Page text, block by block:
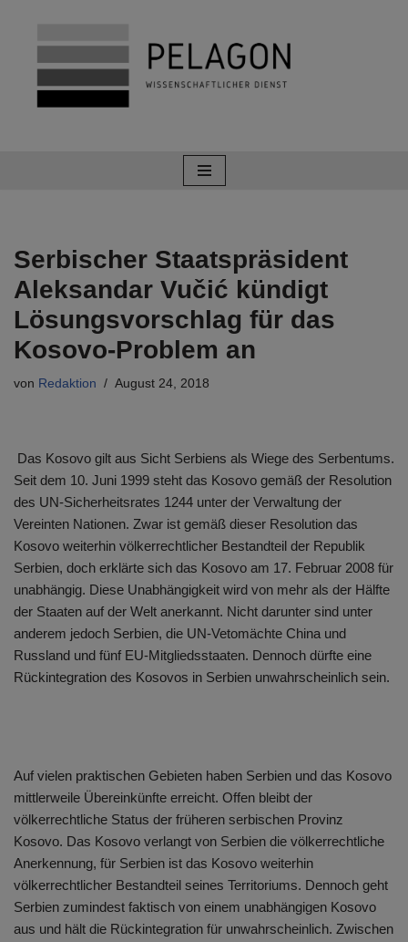
Zum
Inhalt
springen
Serbischer Staatspräsident
Aleksandar Vučić kündigt
Lösungsvorschlag für das
Kosovo-Problem an
von Redaktion August 24, 2018
Das Kosovo gilt aus Sicht Serbiens als Wiege des Serbentums.
Seit dem 10. Juni 1999 steht das Kosovo gemäß der Resolution
des UN-Sicherheitsrates 1244 unter der Verwaltung der
Vereinten Nationen. Zwar ist gemäß dieser Resolution das
Kosovo weiterhin völkerrechtlicher Bestandteil der Republik
Serbien, doch erklärte sich das Kosovo am 17. Februar 2008 für
unabhängig. Diese Unabhängigkeit wird von mehr als der Hälfte
der Staaten auf der Welt anerkannt. Nicht darunter sind unter
anderem jedoch Serbien, die UN-Vetomächte China und
Russland und fünf EU-Mitgliedsstaaten. Dennoch dürfte eine
Rückintegration des Kosovos in Serbien unwahrscheinlich sein.
Auf vielen praktischen Gebieten haben Serbien und das Kosovo
mittlerweile Übereinkünfte erreicht. Offen bleibt der
völkerrechtliche Status der früheren serbischen Provinz
Kosovo. Das Kosovo verlangt von Serbien die völkerrechtliche
Anerkennung, für Serbien ist das Kosovo weiterhin
völkerrechtlicher Bestandteil seines Territoriums. Dennoch geht
Serbien zumindest faktisch von einem unabhängigen Kosovo
aus und hält die Rückintegration für unwahrscheinlich. Zwischen